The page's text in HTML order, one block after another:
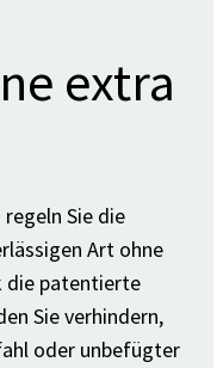
extra
Sie die
Art ohne
die patentierte
Sie verhindern,
oder unbefügter